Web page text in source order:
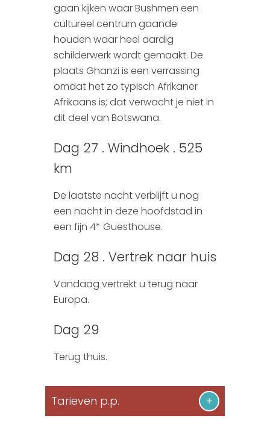
gaan kijken waar Bushmen een
cultureel centrum gaande
houden waar heel aardig
schilderwerk wordt gemaakt. De
plaats Ghanzi is een verrassing
omdat het zo typisch Afrikaner
Afrikaans is; dat verwacht je niet in
dit deel van Botswana.
Dag 27 . Windhoek . 525
km
De laatste nacht verblijft u nog
een nacht in deze hoofdstad in
een fijn 4* Guesthouse.
Dag 28 . Vertrek naar huis
Vandaag vertrekt u terug naar
Europa.
Dag 29
Terug thuis.
Tarieven p.p.